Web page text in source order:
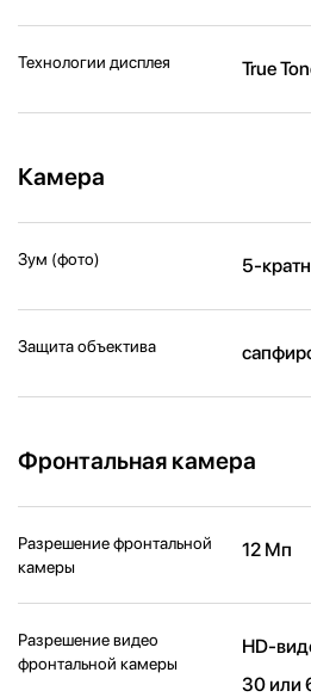
Технологии дисплея True
Камера
Зум (фото) 5-
Защита объектива
Фронтальная камера
Разрешение фронтальной
камеры
12 Мп
Разрешение видео
фронтальной камеры
HD-
30 или